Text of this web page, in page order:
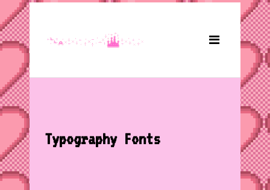
Typography Fonts